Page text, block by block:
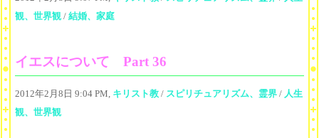
観、世界観 / 結婚、家庭
イエスについて Part 36
2012年2月8日 9:04 PM, キリスト教 / スピリチュアリズム、霊界 / 人生
観、世界観